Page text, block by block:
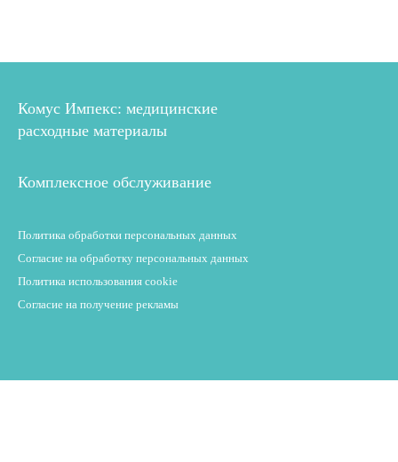
Комус Импекс: медицинские
расходные материалы
Комплексное обслуживание
Политика обработки персональных данных
Согласие на обработку персональных данных
Политика использования cookie
Согласие на получение рекламы